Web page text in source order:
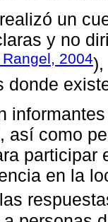
un
y no
2004),
donde
así como
participar
en la